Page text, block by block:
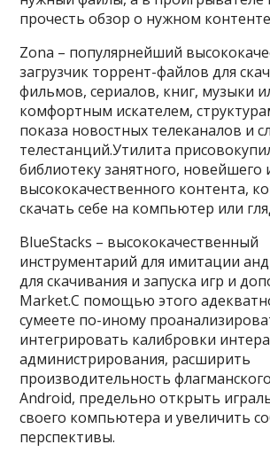
прочесть обзор о нужном
Zona – популярнейший
загрузчик торрент-файлов для
фильмов, сериалов, книг, музыки
комфортным искателем,
показа новостных телеканалов и
телестанций.Утилита
библиотеку занятного, новейшего
высококачественного контента,
скачать себе на компьютер или
BlueStacks – высококачественный
инструментарий для имитации
для скачивания и запуска игр и
Market.С помощью этого
сумеете по-иному
интегрировать калибровки
администрирования, расширить
производительность
Android, предельно открыть
своего компьютера и увеличить
перспективы.